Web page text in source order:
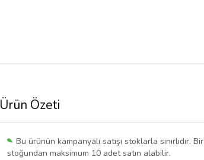
Ürün Özeti
Bu ürünün kampanyalı satışı stoklarla sınırlıdır.
stoğundan maksimum 10 adet satın alabilir.